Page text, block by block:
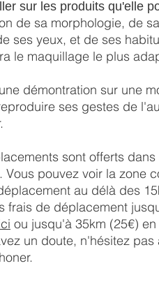
sur les produits qu'elle
de sa morphologie, de
ses yeux, et de ses
le maquillage le plus
démontration sur une
ses gestes de
sont offerts
Vous pouvez voir la zone
au délà des
frais de déplacement
ou jusqu'à 35km (25€) en
un doute, n'hésitez